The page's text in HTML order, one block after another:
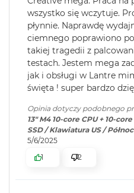
M
a
c
B
o
o
k
A
i
Z
ł
o
t
Możliwość wyświetlania miliarda
Szeroka gama kolorów (P3)
Technologia True Tone
Chip
Apple M4
rdzeniami energooszczędnymii
internetowa
:
Bateria
Pojemność baterii: 53,8
Szacunkowy czas
pracy na baterii:
do 18h
wszystko się wczytuje.
płynnie. Naprawdę
ciemnego poprawiono
takiej tragedii z
testach. Jestem mega
jak i obsługi w Lantre
święta ! super bardzo
Opinia dotyczy podobnego
13" M4 10-core CPU + 10-
SSD / Klawiatura US /
5/6/2025
1
2